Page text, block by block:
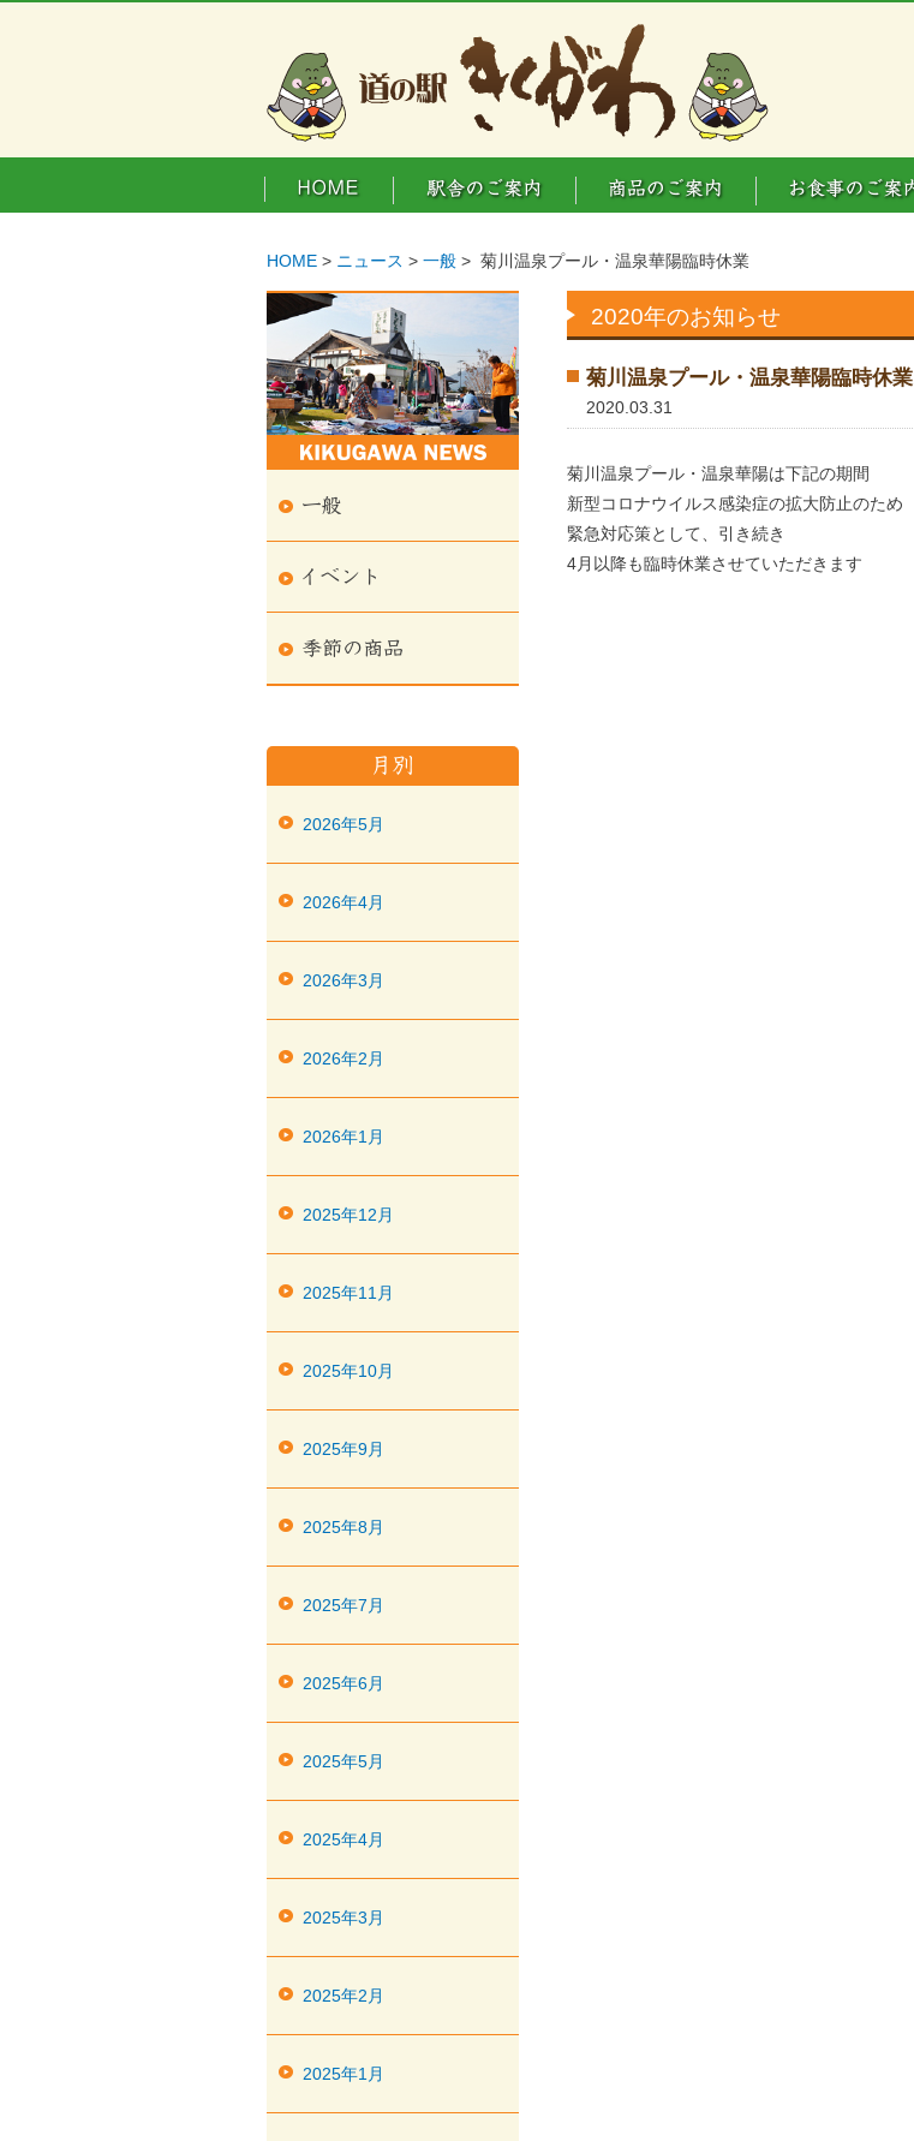
HOME > ニュース > 一般 > 菊川温泉プール・温泉華陽臨時休業
2020年のお知らせ
菊川温泉プール・温泉華陽臨時休業
2020.03.31
菊川温泉プール・温泉華陽は下記の期間
新型コロナウイルス感染症の拡大防止のため
緊急対応策として、引き続き
4月以降も臨時休業させていただきます
2026年5月
2026年4月
2026年3月
2026年2月
2026年1月
2025年12月
2025年11月
2025年10月
2025年9月
2025年8月
2025年7月
2025年6月
2025年5月
2025年4月
2025年3月
2025年2月
2025年1月